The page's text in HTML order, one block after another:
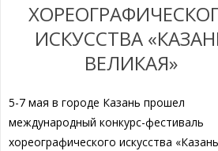
ИСКУССТВА
ВЕЛИКАЯ»
5-7 мая в городе Казань прошел
международный конкурс-фестиваль
хореографического искусства «Казань